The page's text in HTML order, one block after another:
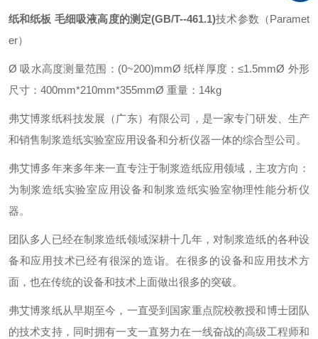
纸和纸板 毛细吸液高度的测定(GB/T--461.1)技术参数（Paramet
er）
Ø 吸水高度测量范围：(0~200)mmØ 纸样厚度：≤1.5mmØ 外形
尺寸：400mm*210mm*355mmØ 重量：14kg
弗艾博浆纸科技发展（广东）有限公司，是一家专门研发、生产
和销售制浆造纸实验室应用设备和分析仪器一体的综合型公司。
弗艾博多年来多年来一直专注于制浆造纸应用领域，主攻方向：
为制浆造纸实验室应用设备和制浆造纸实验室物理性能分析仪
器。
团队多人已经在制浆造纸领域深耕十几年，对制浆造纸的各种设
备和应用技术已经有很深的造诣。在很多的设备和应用技术方
面，也在传统的设备和技术上面做出很多的突破。
弗艾博浆纸从早期至今，一直受到国家重点院校教授和博士团队
的技术支持，同时拥有一支一直努力在一线奋战的高级工程师和